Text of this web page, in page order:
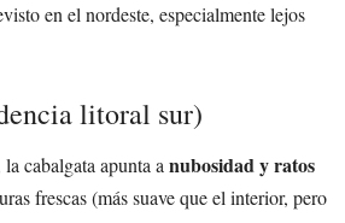
en el nordeste, especialmente lejos
litoral sur)
cabalgata apunta a nubosidad y ratos
frescas (más suave que el interior, pero